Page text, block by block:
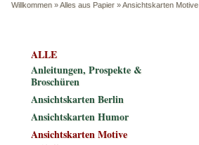
Willkommen »Alles aus Papier »Ansichtskarten Motive
ALLE
Anleitungen, Prospekte &
Broschüren
Ansichtskarten Berlin
Ansichtskarten Humor
Ansichtskarten Motive